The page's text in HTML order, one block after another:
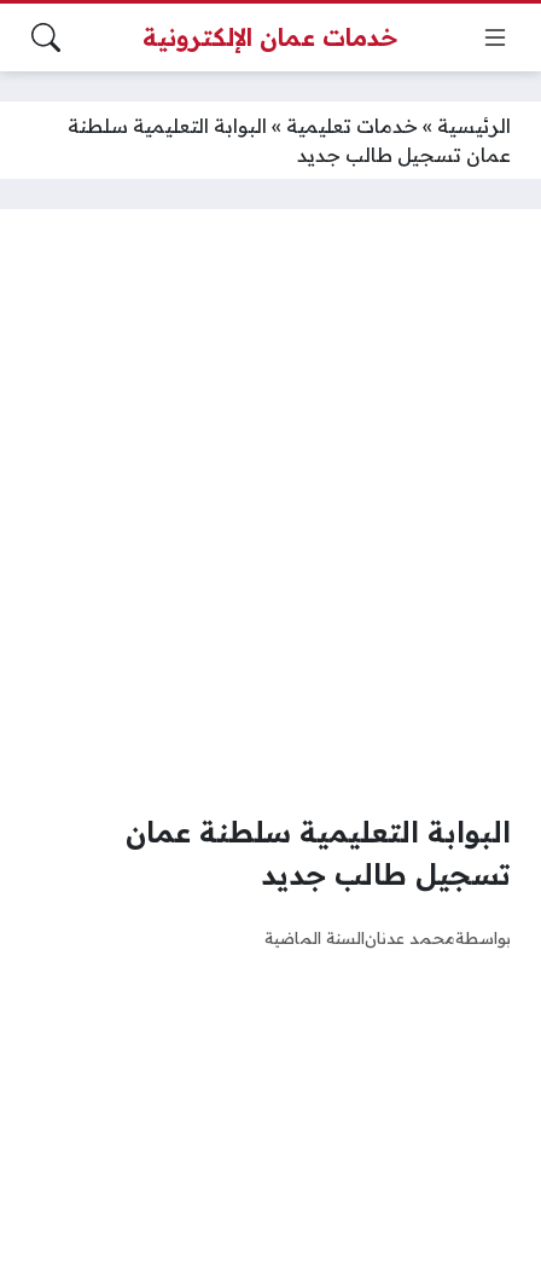
خدمات عمان الإلكترونية
الرئيسية » خدمات تعليمية » البوابة التعليمية سلطنة
عمان تسجيل طالب جديد
البوابة التعليمية سلطنة عمان
تسجيل طالب جديد
بواسطةمحمد عدنانالسنة الماضية